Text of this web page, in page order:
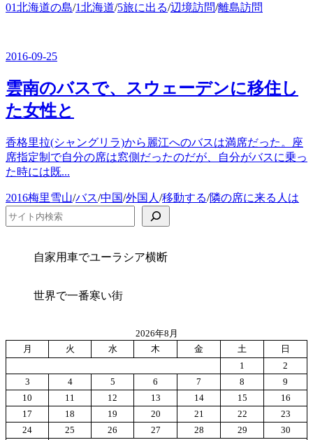
カ
リ
ー
01北海道の島/1北海道/5旅に出る/辺境訪問/離島訪問
2016-09-25
雲南のバスで、スウェーデンに移住し
た女性と
香格里拉(シャングリラ)から麗江へのバスは満席だった。座
席指定制で自分の席は窓側だったのだが、自分がバスに乗っ
た時には既...
カ
テ
ゴ
2016梅里雪山/バス/中国/外国人 /移動する/隣の席に来る人は
検索
自家用車でユーラシア横断
世界で一番寒い街
2026年8月
月
火 水 木 金 土
日
1
2
3
4 5 6 7 8
9
10
11 12 13 14 15
16
17
18 19 20 21 22
23
24
25 26 27 28 29
30